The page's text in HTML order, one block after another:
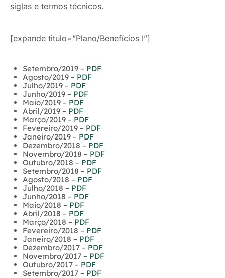
siglas e termos técnicos.
[expande titulo=”Plano/Benefícios I”]
Setembro/2019 – PDF
Agosto/2019 – PDF
Julho/2019 – PDF
Junho/2019 – PDF
Maio/2019 – PDF
Abril/2019 – PDF
Março/2019 – PDF
Fevereiro/2019 – PDF
Janeiro/2019 – PDF
Dezembro/2018 – PDF
Novembro/2018 – PDF
Outubro/2018 – PDF
Setembro/2018 – PDF
Agosto/2018 – PDF
Julho/2018 – PDF
Junho/2018 – PDF
Maio/2018 – PDF
Abril/2018 – PDF
Março/2018 – PDF
Fevereiro/2018 – PDF
Janeiro/2018 – PDF
Dezembro/2017 – PDF
Novembro/2017 – PDF
Outubro/2017 – PDF
Setembro/2017 – PDF